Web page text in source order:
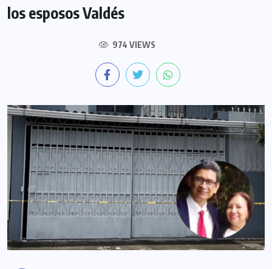
los esposos Valdés
974 VIEWS